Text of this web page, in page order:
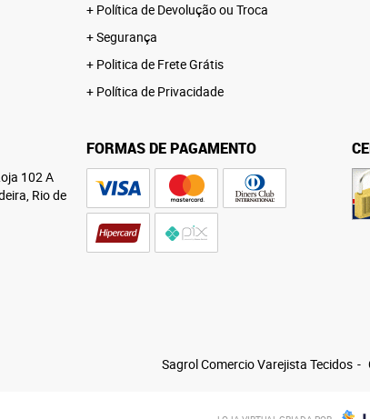
Política de Devolução ou Troca
Segurança
Politica de Frete Grátis
Política de Privacidade
102 A
Rio de
FORMAS DE PAGAMENTO
Sagrol Comercio Varejista Tecidos